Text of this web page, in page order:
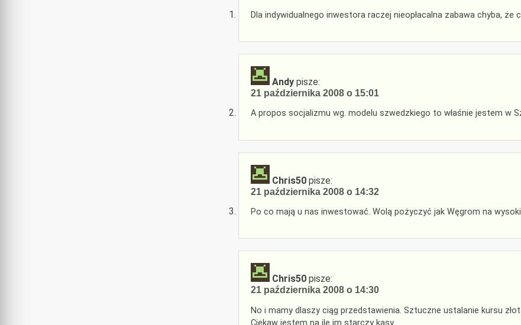
Dla indywidualnego inwestora raczej nieopłacalna zabawa chyba, że
Andy pisze:
21 października 2008 o 15:01
A propos socjalizmu wg. modelu szwedzkiego to właśnie jestem w
Chris50 pisze:
21 października 2008 o 14:32
Po co mają u nas inwestować. Wolą pożyczyć jak Węgrom na wysoki
Chris50 pisze:
21 października 2008 o 14:30
No i mamy dlaszy ciąg przedstawienia. Sztuczne ustalanie kursu
Ciekaw jestem na ile im starczy kasy.